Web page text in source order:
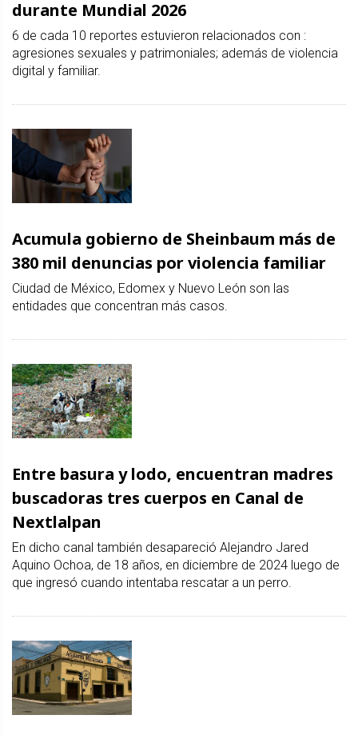
durante Mundial 2026
6 de cada 10 reportes estuvieron relacionados con :
agresiones sexuales y patrimoniales; además de violencia
digital y familiar.
Acumula gobierno de Sheinbaum más de
380 mil denuncias por violencia familiar
Ciudad de México, Edomex y Nuevo León son las
entidades que concentran más casos.
Entre basura y lodo, encuentran madres
buscadoras tres cuerpos en Canal de
Nextlalpan
En dicho canal también desapareció Alejandro Jared
Aquino Ochoa, de 18 años, en diciembre de 2024 luego de
que ingresó cuando intentaba rescatar a un perro.